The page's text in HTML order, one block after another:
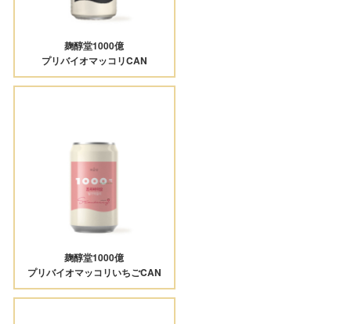
麹醇堂1000億
プリバイオマッコリCAN
麹醇堂1000億
プリバイオマッコリいちごCAN